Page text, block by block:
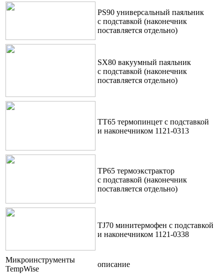
PS90 универсальный паяльник
с подставкой (наконечник
поставляется отдельно)
SX80 вакуумный паяльник
с подставкой (наконечник
поставляется отдельно)
TT65 термопинцет с подставкой
и наконечником 1121-0313
TP65 термоэкстрактор
с подставкой (наконечник
поставляется отдельно)
TJ70 минитермофен с подставкой
и наконечником 1121-0338
Микроинструменты
TempWise
описание